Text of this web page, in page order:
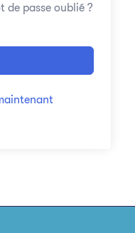
de passe oublié ?